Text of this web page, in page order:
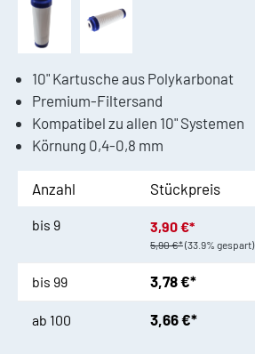
10" Kartusche aus Polykarbonat
Premium-Filtersand
Kompatibel zu allen 10" Systemen
Körnung 0,4-0,8 mm
Anzahl Stückpreis
bis 9 3,90 €*
5,90 €*(33.9% gespart)
bis 99 3,78 €*
ab 100 3,66 €*